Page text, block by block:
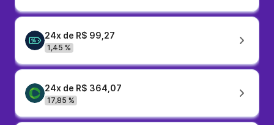
24x de R$ 99,27
1,45 %
24x de R$ 364,07
17,85 %